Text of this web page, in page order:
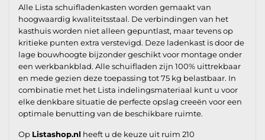
Alle Lista schuifladenkasten worden gemaakt van
hoogwaardig kwaliteitsstaal. De verbindingen van het
kasthuis worden niet alleen gepuntlast, maar tevens op
kritieke punten extra verstevigd. Deze ladenkast is door de
lage bouwhoogte bijzonder geschikt voor montage onder
een werkbankblad. Alle schuifladen zijn 100% uittrekbaar
en mede gezien deze toepassing tot 75 kg belastbaar. In
combinatie met het Lista indelingsmateriaal kunt u voor
elke denkbare situatie de perfecte opslag creeën voor een
optimale benutting van de beschikbare ruimte.
Op Listashop.nl heeft u de keuze uit ruim 210